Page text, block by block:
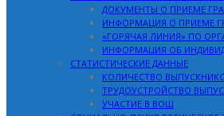
ДОКУМЕНТЫ О ПРИЕМЕ
ИНФОРМАЦИЯ О ПРИЕМЕ
«ГОРЯЧАЯ ЛИНИЯ» ПО
ИНФОРМАЦИЯ ОБ
СТАТИСТИЧЕСКИЕ ДАННЫЕ
КОЛИЧЕСТВО
ТРУДОУСТРОЙСТВО
УЧАСТИЕ В ВОШ